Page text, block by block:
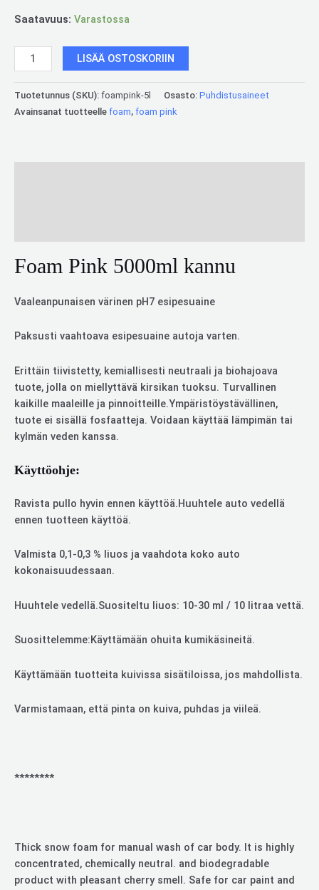
Saatavuus: Varastossa
LISÄÄ OSTOSKORIIN
Tuotetunnus (SKU): foampink-5l Osasto: Puhdistusaineet
Avainsanat tuotteelle foam, foam pink
Foam Pink 5000ml kannu
Vaaleanpunaisen värinen pH7 esipesuaine
Paksusti vaahtoava esipesuaine autoja varten.
Erittäin tiivistetty, kemiallisesti neutraali ja biohajoava
tuote, jolla on miellyttävä kirsikan tuoksu. Turvallinen
kaikille maaleille ja pinnoitteille.Ympäristöystävällinen,
tuote ei sisällä fosfaatteja. Voidaan käyttää lämpimän tai
kylmän veden kanssa.
Käyttöohje:
Ravista pullo hyvin ennen käyttöä.Huuhtele auto vedellä
ennen tuotteen käyttöä.
Valmista 0,1-0,3 % liuos ja vaahdota koko auto
kokonaisuudessaan.
Huuhtele vedellä.Suositeltu liuos: 10-30 ml / 10 litraa vettä.
Suosittelemme:Käyttämään ohuita kumikäsineitä.
Käyttämään tuotteita kuivissa sisätiloissa, jos mahdollista.
Varmistamaan, että pinta on kuiva, puhdas ja viileä.
********
Thick snow foam for manual wash of car body. It is highly
concentrated, chemically neutral. and biodegradable
product with pleasant cherry smell. Safe for car paint and